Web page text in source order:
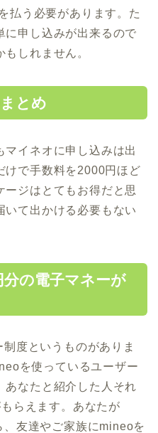
払う必要があります。た
に申し込みが出来るので
しれません。
とめ
マイネオに申し込みは出
けで手数料を2000円ほど
ジはとてもお得だと思
いて出かける必要もない
の電子マネーが
度というものがありま
を使っているユーザー
あなたと紹介した人それ
らえます。あなたが
友達やご家族にmineoを